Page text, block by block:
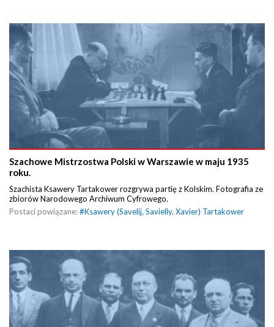
Szachowe Mistrzostwa Polski w Warszawie w maju 1935
roku.
Szachista Ksawery Tartakower rozgrywa partię z Kolskim. Fotografia ze
zbiorów Narodowego Archiwum Cyfrowego.
Postaci powiązane:#Ksawery (Savelij, Savielly, Xavier) Tartakower